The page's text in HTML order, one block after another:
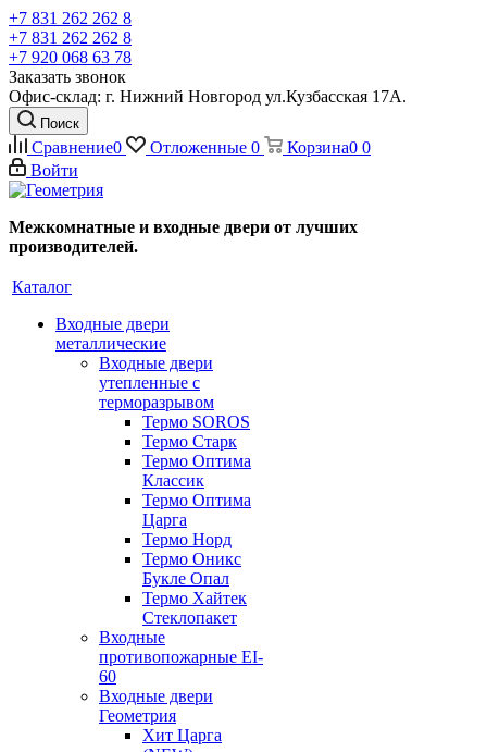
+7 831 262 262 8
+7 831 262 262 8
+7 920 068 63 78
Заказать звонок
Офис-склад: г. Нижний Новгород ул.Кузбасская 17А.
Поиск
Сравнение0 Отложенные 0 Корзина0 0
Войти
Межкомнатные и входные двери от лучших
производителей.
Каталог
Входные двери
металлические
Входные двери
утепленные с
терморазрывом
Термо SOROS
Термо Старк
Термо Оптима
Классик
Термо Оптима
Царга
Термо Норд
Термо Оникс
Букле Опал
Термо Хайтек
Стеклопакет
Входные
противопожарные EI-
60
Входные двери
Геометрия
Хит Царга